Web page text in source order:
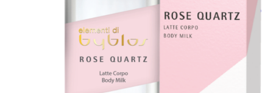
carrello